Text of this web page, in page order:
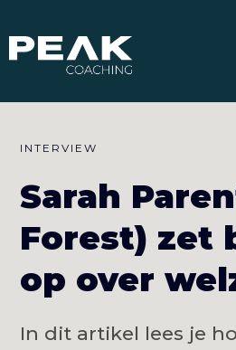
INTERVIEW
Sarah
Forest) zet
op over
In dit artikel lees je